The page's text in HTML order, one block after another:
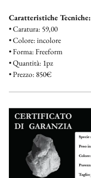
Caratteristiche Tecniche:
• Caratura: 59,00
• Colore: incolore
• Forma: Freeform
• Quantità: 1pz
• Prezzo: 850€